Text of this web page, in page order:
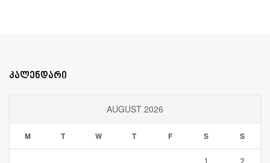
კალენდარი
AUGUST 2026
M T W T F S S